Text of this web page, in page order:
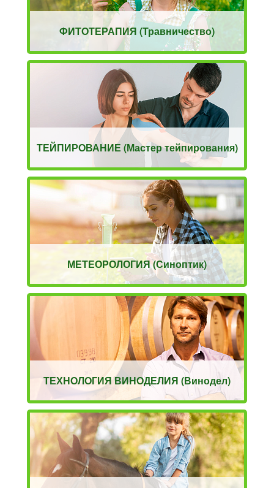
ФИТОТЕРАПИЯ (Травничество)
ТЕЙПИРОВАНИЕ (Мастер тейпирования)
МЕТЕОРОЛОГИЯ (Синоптик)
ТЕХНОЛОГИЯ ВИНОДЕЛИЯ (Винодел)